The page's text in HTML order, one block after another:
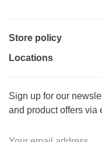
Store policy
Locations
Sign up for our
and product offers via